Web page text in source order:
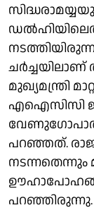
ചര്‍ച്ചയിലാണ്
മുഖ്യമന്ത്രി
എഐസിസി
വേണുഗോപാല്‍
പറഞ്ഞത്.
നടന്നതെന്നും
പറഞ്ഞിരുന്നു.